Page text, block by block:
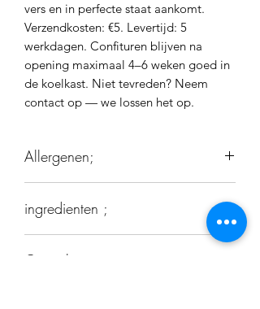
vers en in perfecte staat aankomt.
Verzendkosten: €5. Levertijd: 5
werkdagen. Confituren blijven na
opening maximaal 4–6 weken goed in
de koelkast. Niet tevreden? Neem
contact op — we lossen het op.
Allergenen;
ingredienten ;
Gewicht